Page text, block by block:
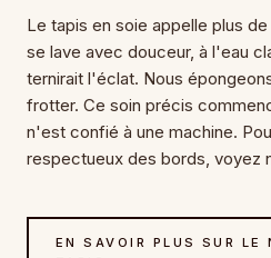
Le tapis en soie appelle plus
se lave avec douceur, à l'eau
ternirait l'éclat. Nous
frotter. Ce soin précis
n'est confié à une machine.
respectueux des bords, voyez
EN SAVOIR PLUS SUR LE